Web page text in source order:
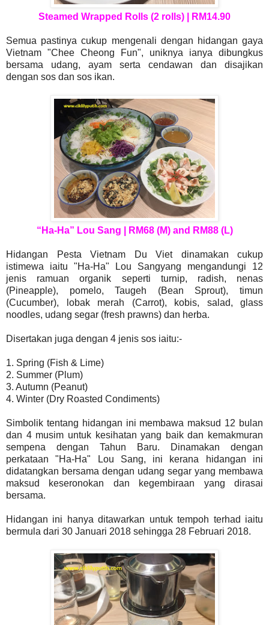
Steamed Wrapped Rolls (2 rolls) | RM14.90
Semua pastinya cukup mengenali dengan hidangan gaya
Vietnam "Chee Cheong Fun", uniknya ianya dibungkus
bersama udang, ayam serta cendawan dan disajikan
dengan sos dan sos ikan.
“Ha-Ha” Lou Sang | RM68 (M) and RM88 (L)
Hidangan Pesta Vietnam Du Viet dinamakan cukup
istimewa iaitu "Ha-Ha" Lou Sangyang mengandungi 12
jenis ramuan organik seperti turnip, radish, nenas
(Pineapple), pomelo, Taugeh (Bean Sprout), timun
(Cucumber), lobak merah (Carrot), kobis, salad, glass
noodles, udang segar (fresh prawns) dan herba.
Disertakan juga dengan 4 jenis sos iaitu:-
1. Spring (Fish & Lime)
2. Summer (Plum)
3. Autumn (Peanut)
4. Winter (Dry Roasted Condiments)
Simbolik tentang hidangan ini membawa maksud 12 bulan
dan 4 musim untuk kesihatan yang baik dan kemakmuran
sempena dengan Tahun Baru. Dinamakan dengan
perkataan "Ha-Ha" Lou Sang, ini kerana hidangan ini
didatangkan bersama dengan udang segar yang membawa
maksud keseronokan dan kegembiraan yang dirasai
bersama.
Hidangan ini hanya ditawarkan untuk tempoh terhad iaitu
bermula dari 30 Januari 2018 sehingga 28 Februari 2018.